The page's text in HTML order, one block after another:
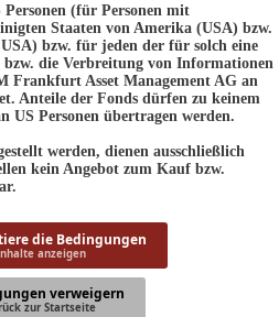
(für Personen mit
Staaten von Amerika (USA) bzw.
bzw. für jeden der für solch eine
die Verbreitung von Informationen
Frankfurt Asset Management AG an
Anteile der Fonds dürfen zu keinem
US Personen übertragen werden.
werden, dienen ausschließlich
kein Angebot zum Kauf bzw.
die Bedingungen
anzeigen
verweigern
zur Startseite